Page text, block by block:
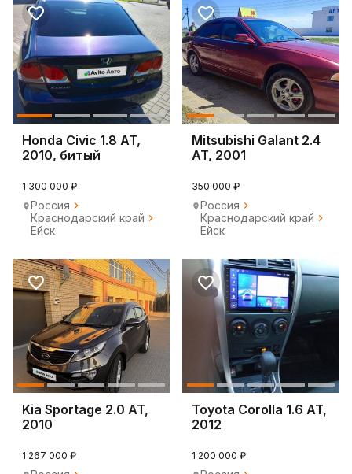
Honda Civic 1.8 AT,
2010, битый
1 300 000 ₽
Россия
Краснодарский край
Ейск
Mitsubishi Galant 2.4
AT, 2001
350 000 ₽
Россия
Краснодарский край
Ейск
Kia Sportage 2.0 AT,
2010
1 267 000 ₽
Toyota Corolla 1.6 AT,
2012
1 200 000 ₽